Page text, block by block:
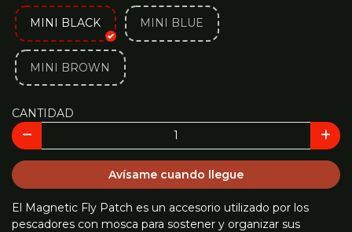
MINI BLACK MINI BLUE
MINI BROWN
CANTIDAD
Avísame cuando llegue
El Magnetic Fly Patch es un accesorio utilizado por los
pescadores con mosca para sostener y organizar sus